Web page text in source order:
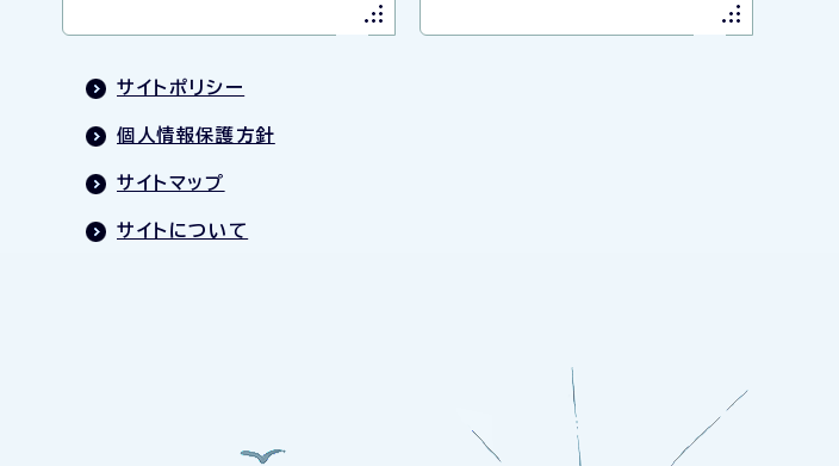
サイトポリシー
個人情報保護方針
サイトマップ
サイトについて